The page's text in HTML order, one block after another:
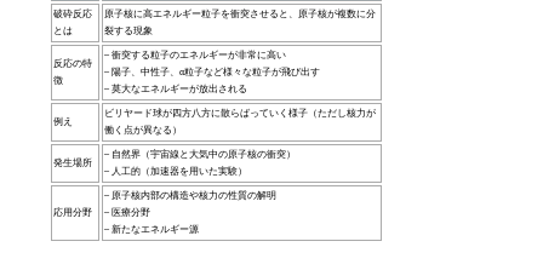
破砕反応
とは
原子核に高エネルギー粒子を衝突させると、原子核が複数に分
裂する現象
反応の特
徴
– 衝突する粒子のエネルギーが非常に高い
– 陽子、中性子、α粒子など様々な粒子が飛び出す
– 莫大なエネルギーが放出される
例え
ビリヤード球が四方八方に散らばっていく様子（ただし核力が
働く点が異なる）
発生場所
– 自然界（宇宙線と大気中の原子核の衝突）
– 人工的（加速器を用いた実験）
応用分野
– 原子核内部の構造や核力の性質の解明
– 医療分野
– 新たなエネルギー源